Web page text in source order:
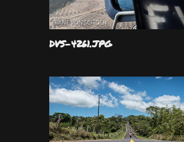
DVS-4261.JPG